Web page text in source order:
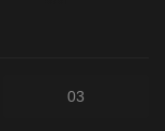
03